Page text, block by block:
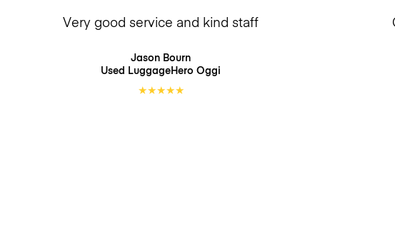
Very good service and kind staff
Jason Bourn
Used LuggageHero Oggi
★★★★★